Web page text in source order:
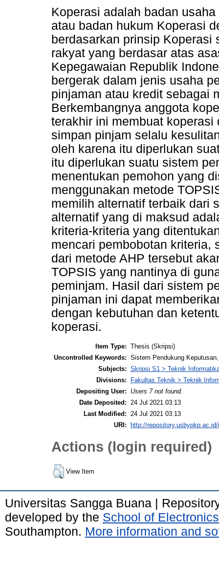
Koperasi adalah badan
atau badan hukum Koperasi
berdasarkan prinsip
rakyat yang berdasar atas
Kepegawaian Republik
bergerak dalam jenis usaha
pinjaman atau kredit sebagai
Berkembangnya anggota
terakhir ini membuat
simpan pinjam selalu
oleh karena itu diperlukan
itu diperlukan suatu sistem
menentukan pemohon yang
menggunakan metode
memilih alternatif terbaik dari
alternatif yang di maksud
kriteria-kriteria yang
mencari pembobotan kriteria,
dari metode AHP tersebut
TOPSIS yang nantinya di
peminjam. Hasil dari sistem
pinjaman ini dapat
dengan kebutuhan dan
koperasi.
Item Type: Thesis (Skripsi)
Uncontrolled Keywords: Sistem Pendukung
Subjects: Skripsi S1 > Teknik
Divisions:
Fakultas Teknik > Teknik
Depositing User:
Users 7 not found.
Date Deposited:
24 Jul 2021 03:13
Last Modified:
24 Jul 2021 03:13
URI:
http://
Actions (login required)
View Item
Universitas Sangga Buana |
developed by the School of
Southampton. More information and